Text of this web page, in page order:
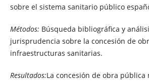
sobre el sistema sanitario público
Métodos: Búsqueda bibliográfica y
jurisprudencia sobre la concesión de
infraestructuras sanitarias.
Resultados:La concesión de obra pública